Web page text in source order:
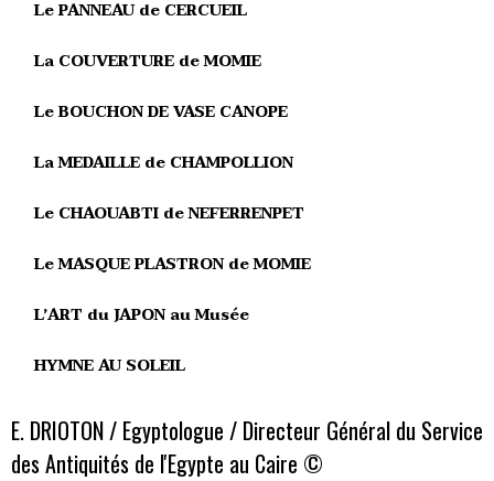
Le PANNEAU de CERCUEIL
La COUVERTURE de MOMIE
Le BOUCHON DE VASE CANOPE
La MEDAILLE de CHAMPOLLION
Le CHAOUABTI de NEFERRENPET
Le MASQUE PLASTRON de MOMIE
L’ART du JAPON au Musée
HYMNE AU SOLEIL
E. DRIOTON / Egyptologue / Directeur Général du Service
des Antiquités de l'Egypte au Caire ©